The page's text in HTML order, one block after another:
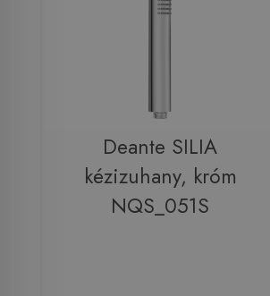
Deante SILIA
kézizuhany, króm
NQS_051S